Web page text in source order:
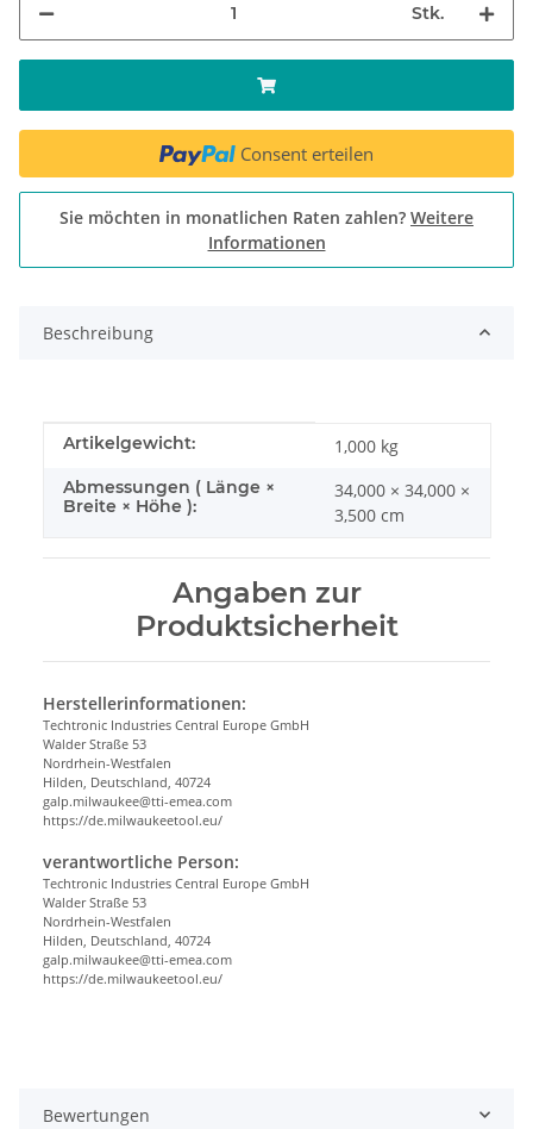
Stk.
Consent erteilen
Sie möchten in monatlichen Raten zahlen? Weitere
Informationen
Beschreibung
Produkteigenschaft
Wert
Artikelgewicht: 1,000 kg
Abmessungen ( Länge ×
Breite × Höhe ):
34,000 × 34,000 ×
3,500 cm
Angaben zur
Produktsicherheit
Herstellerinformationen:
Techtronic Industries Central Europe GmbH
Walder Straße 53
Nordrhein-Westfalen
Hilden, Deutschland, 40724
galp.milwaukee@tti-emea.com
https://de.milwaukeetool.eu/
verantwortliche Person:
Techtronic Industries Central Europe GmbH
Walder Straße 53
Nordrhein-Westfalen
Hilden, Deutschland, 40724
galp.milwaukee@tti-emea.com
https://de.milwaukeetool.eu/
Bewertungen